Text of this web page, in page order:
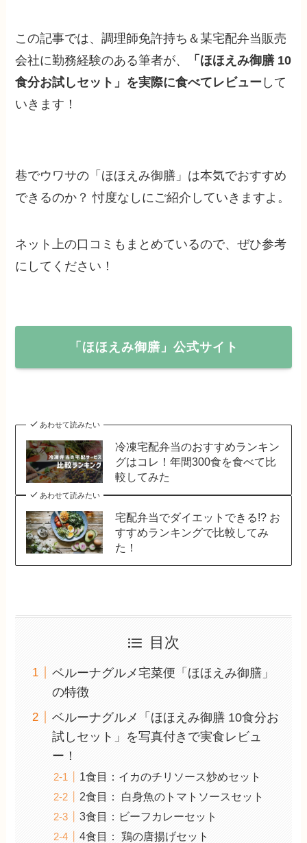
この記事では、調理師免許持ち＆某宅配弁当販売
会社に勤務経験のある筆者が、
「ほほえみ御膳 10
食分お試しセット」を実際に食べてレビュー して
いきます！
巷でウワサの「ほほえみ御膳」は本気でおすすめ
できるのか？ 忖度なしにご紹介していきますよ。
ネット上の口コミもまとめているので、ぜひ参考
にしてください！
「ほほえみ御膳」公式サイト
あわせて読みたい
冷凍宅配弁当のおすすめランキン
グはコレ！年間300食を食べて比
較してみた
あわせて読みたい
宅配弁当でダイエットできる!? お
すすめランキングで比較してみ
た！
目次
ベルーナグルメ宅菜便「ほほえみ御膳」
の特徴
ベルーナグルメ「ほほえみ御膳 10食分お
試しセット」を写真付きで実食レビュ
ー！
1食目：イカのチリソース炒めセット
2食目： 白身魚のトマトソースセット
3食目：ビーフカレーセット
4食目： 鶏の唐揚げセット